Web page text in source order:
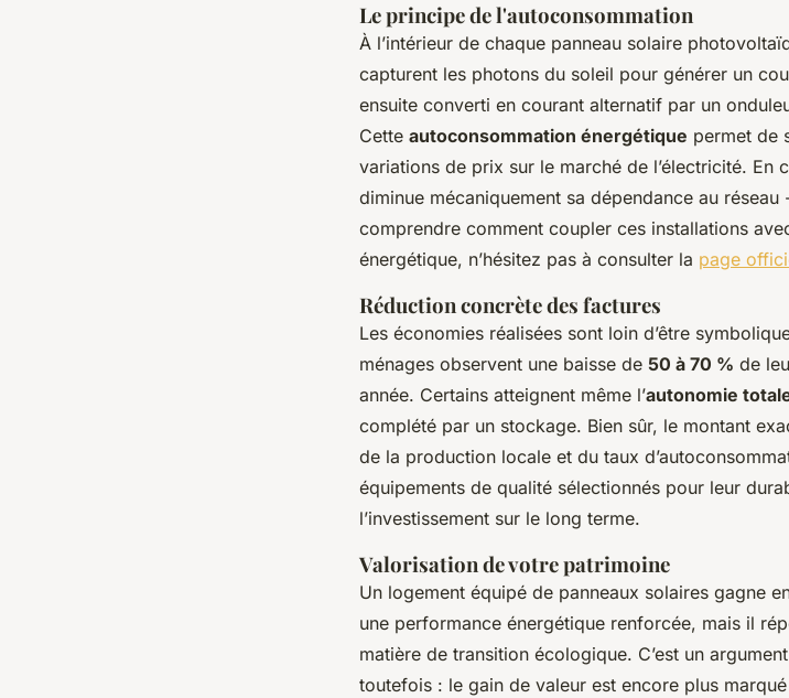
Le principe de l'autoconsommation
À l’intérieur de chaque panneau solaire
capturent les photons du soleil pour générer un
ensuite converti en courant alternatif par un
Cette autoconsommation énergétique permet de
variations de prix sur le marché de l’électricité.
diminue mécaniquement sa dépendance au
comprendre comment coupler ces installations
énergétique, n’hésitez pas à consulter la page
Réduction concrète des factures
Les économies réalisées sont loin d’être
ménages observent une baisse de 50 à 70 % de
année. Certains atteignent même l’autonomie
complété par un stockage. Bien sûr, le montant
de la production locale et du taux
équipements de qualité sélectionnés pour leur
l’investissement sur le long terme.
Valorisation de votre patrimoine
Un logement équipé de panneaux solaires gagne
une performance énergétique renforcée, mais il
matière de transition écologique. C’est un
toutefois : le gain de valeur est encore plus